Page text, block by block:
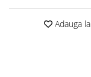
Adauga